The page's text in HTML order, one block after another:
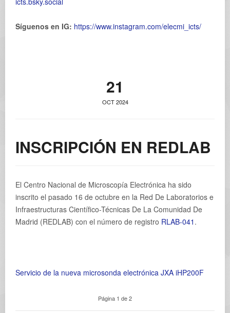
Síguenos en IG: https://www.instagram.com/elecmi_icts/
21
OCT 2024
INSCRIPCIÓN EN REDLAB
El Centro Nacional de Microscopía Electrónica ha sido
inscrito el pasado 16 de octubre en la Red De Laboratorios e
Infraestructuras Científico-Técnicas De La Comunidad De
Madrid (REDLAB) con el número de registro RLAB-041 .
Servicio de la nueva microsonda electrónica JXA iHP200F
Página 1 de 2